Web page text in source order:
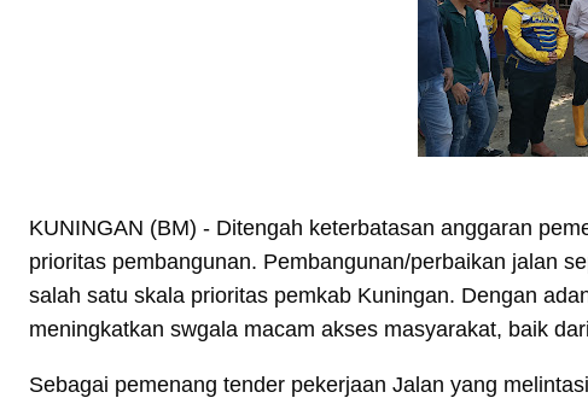
KUNINGAN (BM) - Ditengah keterbatasan anggaran
prioritas pembangunan. Pembangunan/perbaikan jalan
salah satu skala prioritas pemkab Kuningan. Dengan
meningkatkan swgala macam akses masyarakat, baik
Sebagai pemenang tender pekerjaan Jalan yang